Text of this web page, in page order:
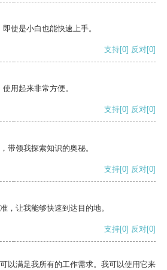
使是小白也能快速上手。
支持[0] 反对[0]
用起来非常方便。
支持[0] 反对[0]
带领我探索知识的奥秘。
支持[0] 反对[0]
，让我能够快速到达目的地。
支持[0] 反对[0]
以满足我所有的工作需求。我可以使用它来